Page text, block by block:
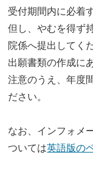
受付期間内に必着
但し、やむを得ず
院係へ提出してく
出願書類の作成に
注意のうえ、年度
ださい。
なお、インフォメ
ついては英語版の